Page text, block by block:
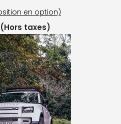
en option)
(Hors taxes)